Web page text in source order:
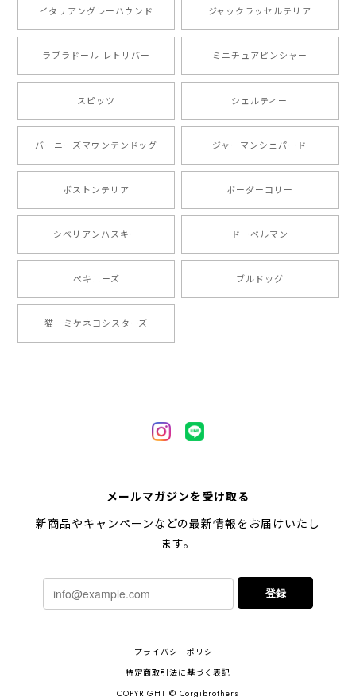
愛い商品が届きました！大満足です♪
【 自然に囲まれた ポメラニアン 】マグカップ 犬 ペット うちの子 犬グッズ ギフト プレゼント 母の日
とても可愛かったです。６月にももが（17歳）で亡くな
りまして、元気な時の顔がそっくりだったので、注文し
ました。ありがとうございました。
2024/05/22
2024/05/04
2024/05/04
【 柴犬 毛色3色】マグカップ お家用 プレゼント コーギーブラザーズ 犬 うちの子
2024/02/10
した！とても早い対応でありがとうございました。 プ
レゼント用だったけど自分用にも買いたいと思います。
ありがとうございました！！！
イタリアングレーハウンド ジャックラッセルテリア
ラブラドール レトリバー ミニチュアピンシャー
スピッツ シェルティー
バーニーズマウンテンドッグ ジャーマンシェパード
ボストンテリア ボーダーコリー
シベリアンハスキー ドーベルマン
ペキニーズ ブルドッグ
猫 ミケネコシスターズ
メールマガジンを受け取る
新商品やキャンペーンなどの最新情報をお届けいたし
ます。
登録
プライバシーポリシー
特定商取引法に基づく表記
COPYRIGHT © Corgibrothers